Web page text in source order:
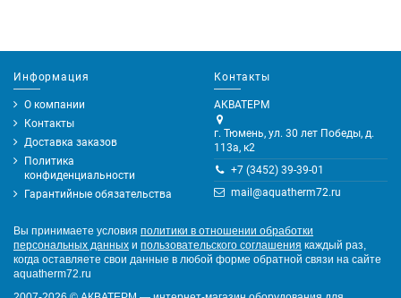
Информация
О компании
Контакты
Доставка заказов
Политика
конфиденциальности
Гарантийные обязательства
Контакты
АКВАТЕРМ
г. Тюмень, ул. 30 лет Победы, д.
113а, к2
+7 (3452) 39-39-01
mail@aquatherm72.ru
Вы принимаете условия политики в отношении обработки
персональных данных и пользовательского соглашения каждый раз,
когда оставляете свои данные в любой форме обратной связи на сайте
aquatherm72.ru